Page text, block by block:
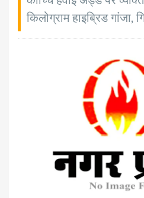
किलोग्राम हाइब्रिड गांजा,